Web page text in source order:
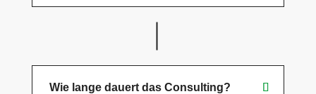
Wie lange dauert das Consulting?